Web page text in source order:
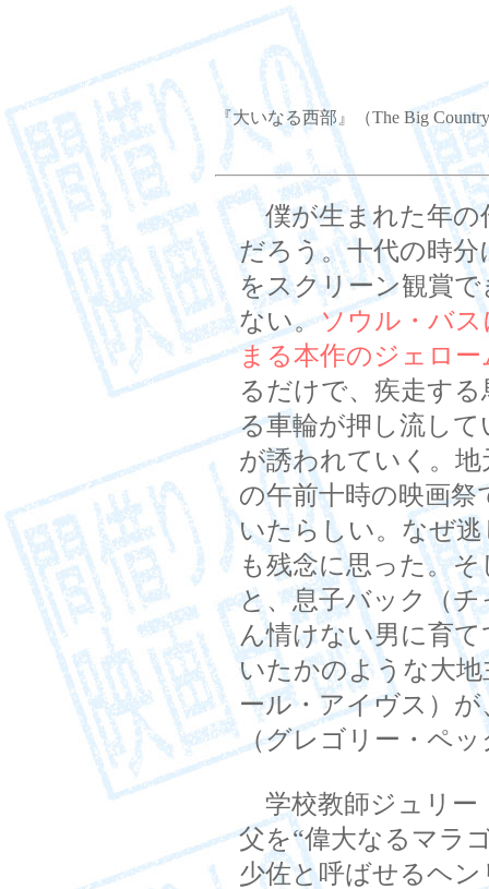
『大いなる西部』（The Big
僕が生まれた年の
だろう。十代の時
をスクリーン観賞
ない。ソウル・バ
まる本作のジェロ
るだけで、疾走す
る車輪が押し流し
が誘われていく。
の午前十時の映画
いたらしい。なぜ
も残念に思った。
と、息子バック（
ん情けない男に育
いたかのような大
ール・アイヴス）
（グレゴリー・ペ
学校教師ジュリー
父を“偉大なるマラ
少佐と呼ばせるヘ